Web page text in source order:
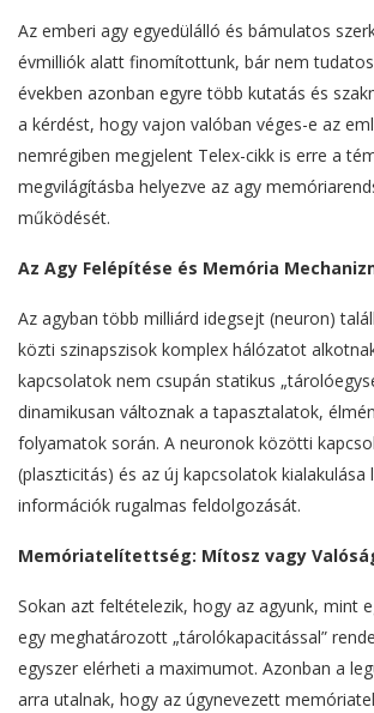
Az emberi agy egyedülálló és bámulatos
évmilliók alatt finomítottunk, bár nem
években azonban egyre több kutatás és
a kérdést, hogy vajon valóban véges-e az
nemrégiben megjelent Telex-cikk is erre a
megvilágításba helyezve az agy
működését.
Az Agy Felépítése és Memória
Az agyban több milliárd idegsejt (neuron)
közti szinapszisok komplex hálózatot
kapcsolatok nem csupán statikus
dinamikusan változnak a tapasztalatok,
folyamatok során. A neuronok közötti
(plaszticitás) és az új kapcsolatok kialakulása
információk rugalmas feldolgozását.
Memóriatelítettség: Mítosz vagy
Sokan azt feltételezik, hogy az agyunk, mint
egy meghatározott „tárolókapacitással”
egyszer elérheti a maximumot. Azonban a
arra utalnak, hogy az úgynevezett